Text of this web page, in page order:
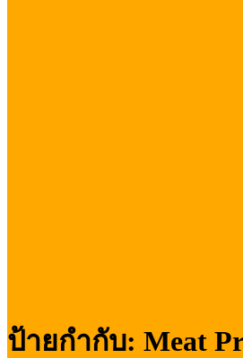
ป้ายกำกับ: Meat